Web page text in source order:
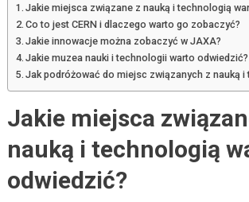
Jakie miejsca związane z nauką i technologią
Co to jest CERN i dlaczego warto go zobaczyć?
Jakie innowacje można zobaczyć w JAXA?
Jakie muzea nauki i technologii warto odwiedzić?
Jak podróżować do miejsc związanych z nauką i
Jakie miejsca
nauką i technologią
odwiedzić?